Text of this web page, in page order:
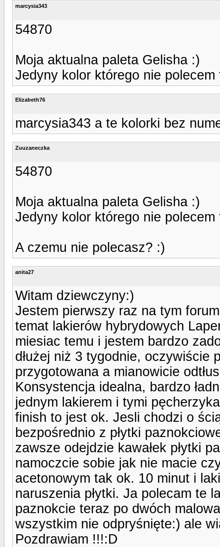
marcysia343
54870
Moja aktualna paleta Gelisha :)
Jedyny kolor którego nie
Elizabeth76
marcysia343 a te kolorki bez
Zuuzaneczka
54870
Moja aktualna paleta Gelisha :)
Jedyny kolor którego nie
A czemu nie polecasz? :)
anita27
Witam dziewczyny:)
Jestem pierwszy raz na tym
temat lakierów hybrydowych
miesiac temu i jestem bardzo
dłużej niż 3 tygodnie, oczywiście
przygotowana a mianowicie
Konsystencja idealna, bardzo
jednym lakierem i tymi
finish to jest ok. Jesli chodzi o
bezpośrednio z płytki
zawsze odejdzie kawałek płytki
namoczcie sobie jak nie macie
acetonowym tak ok. 10 minut i
naruszenia płytki. Ja polecam te
paznokcie teraz po dwóch
wszystkim nie odpryśnięte:) ale
Pozdrawiam !!!:D